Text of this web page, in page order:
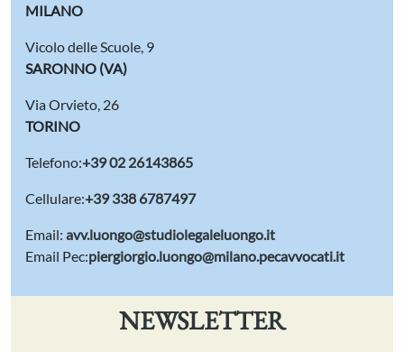
MILANO
Vicolo delle Scuole, 9
SARONNO (VA)
Via Orvieto, 26
TORINO
Telefono:+39 02 26143865
Cellulare:+39 338 6787497
Email: avv.luongo@studiolegaleluongo.it
Email Pec:piergiorgio.luongo@milano.pecavvocati.it
NEWSLETTER